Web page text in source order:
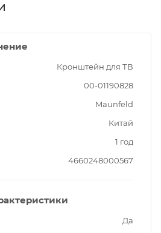
Кронштейн для ТВ
00-01190828
Maunfeld
Китай
1 год
4660248000567
Да